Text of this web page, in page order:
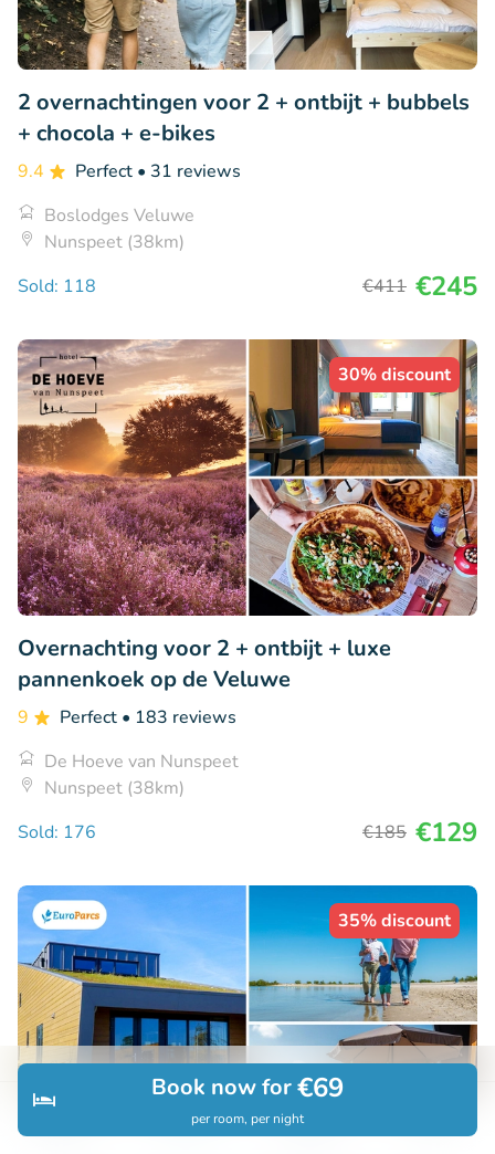
Search Bookings
Book now for€69
per room, per night
2 overnachtingen voor 2 + ontbijt + bubbels
+ chocola + e-bikes
9.4 Perfect • 31 reviews
Boslodges Veluwe
Nunspeet (38km)
Sold: 118
€411 €245
30% discount
Overnachting voor 2 + ontbijt + luxe
pannenkoek op de Veluwe
9 Perfect • 183 reviews
De Hoeve van Nunspeet
Nunspeet (38km)
Sold: 176
€185 €129
35% discount